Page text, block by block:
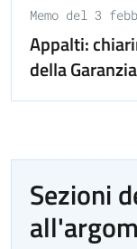
Memo del 3
Appalti:
della
Sezioni